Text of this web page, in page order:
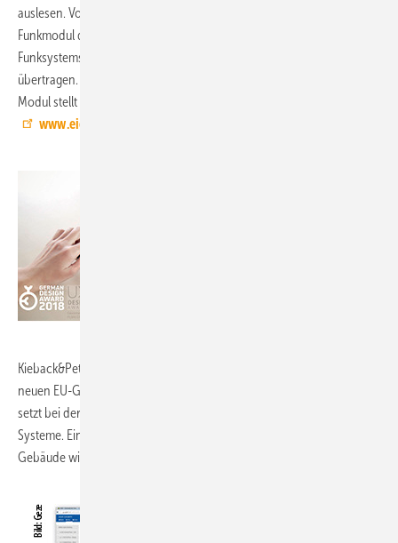
auslesen. Voraussetzung ist die Ausstattung der Warnmelder mit einem
Funkmodul der neuen Generation und die Inbetriebnahme des
Funksystems mit RF-Tool. Die Systemdaten werden verschlüsselt
übertragen. Der Datenzugriff erfolgt ausschließlich lesend. Das GSM-
Modul stellt die Datenübertragung auch bei Routerausfall sicher.
www.eielectronics.de
Kieback&Peter, 9.1-D66,
neuen EU-Gebäuderichtlinie technisch umgesetzt werden können. Sie
setzt bei der Gebäudeeffizienz explizit auf intelligente, vernetzte
Systeme. Ein Intelligenzindikator soll zudem messen, wie smart die
Gebäude wirklich sind.